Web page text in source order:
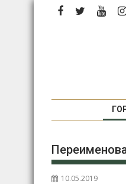
Перейти
10.05.2019